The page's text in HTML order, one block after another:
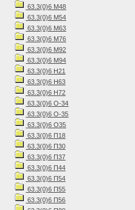
63.3(0)6 М48
63.3(0)6 М54
63.3(0)6 М63
63.3(0)6 М76
63.3(0)6 М92
63.3(0)6 М94
63.3(0)6 Н21
63.3(0)6 Н63
63.3(0)6 Н72
63.3(0)6 О-34
63.3(0)6 О-35
63.3(0)6 О35
63.3(0)6 П18
63.3(0)6 П30
63.3(0)6 П37
63.3(0)6 П44
63.3(0)6 П54
63.3(0)6 П55
63.3(0)6 П56